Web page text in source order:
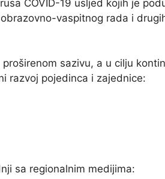
vaspitnog rada i
sazivu, a u cilju
razvoj pojedinca i zajednice:
sa regionalnim medijima: